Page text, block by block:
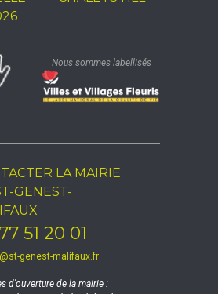
Nous sommes labellisés
LA MAIRIE
GENEST-
51 20 01
genest-malifaux.fr
d'ouverture de la mairie :